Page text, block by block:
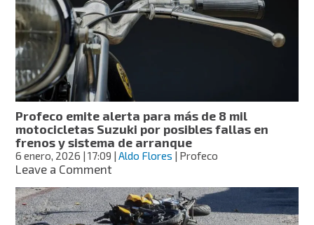
motociclista
atropellado
en
Iztapalapa
Profeco emite alerta para más de 8 mil
motocicletas Suzuki por posibles fallas en
frenos y sistema de arranque
6 enero, 2026 | 17:09 |Aldo Flores | Profeco
Leave a Commenton
emite
alerta